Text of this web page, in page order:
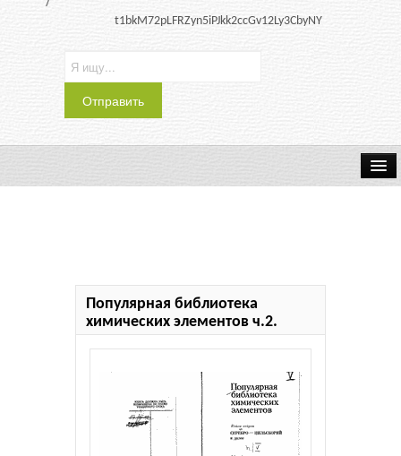
t1bkM72pLFRZyn5iPJkk2ccGv12Ly3CbyNY
Популярная библиотека
химических элементов ч.2.